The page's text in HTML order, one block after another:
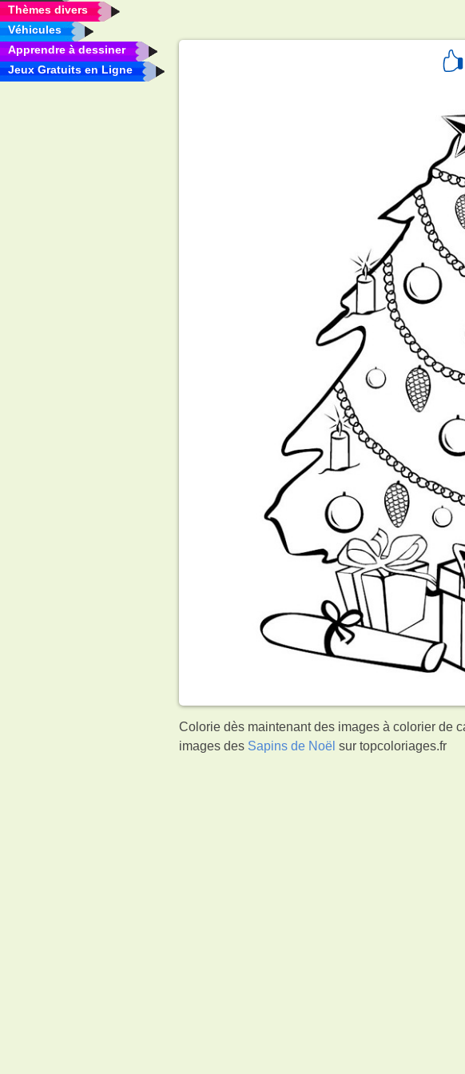
Thèmes divers
Véhicules
Apprendre à dessiner
Jeux Gratuits en Ligne
Colorie dès maintenant des images à colorier de
images des Sapins de Noël sur topcoloriages.fr